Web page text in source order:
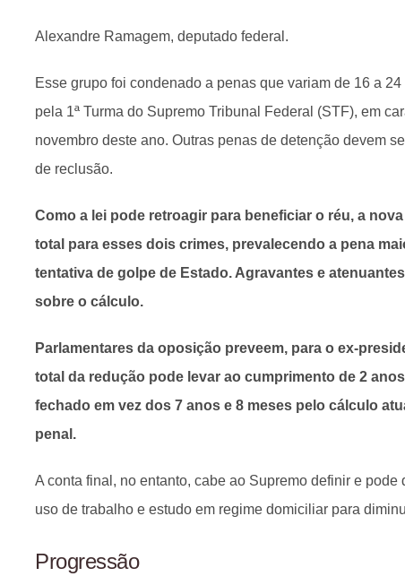
Alexandre Ramagem, deputado federal.
Esse grupo foi condenado a penas que variam de 16 a
pela 1ª Turma do Supremo Tribunal Federal (STF), em
novembro deste ano. Outras penas de detenção devem
de reclusão.
Como a lei pode retroagir para beneficiar o réu, a
total para esses dois crimes, prevalecendo a pena
tentativa de golpe de Estado. Agravantes e
sobre o cálculo.
Parlamentares da oposição preveem, para o ex-
total da redução pode levar ao cumprimento de 2
fechado em vez dos 7 anos e 8 meses pelo cálculo
penal.
A conta final, no entanto, cabe ao Supremo definir e
uso de trabalho e estudo em regime domiciliar para
Progressão